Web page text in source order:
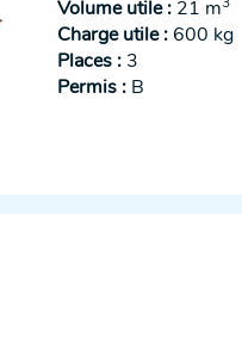
Volume utile : 21 m
Charge utile :600 kg
Places : 3
Permis : B